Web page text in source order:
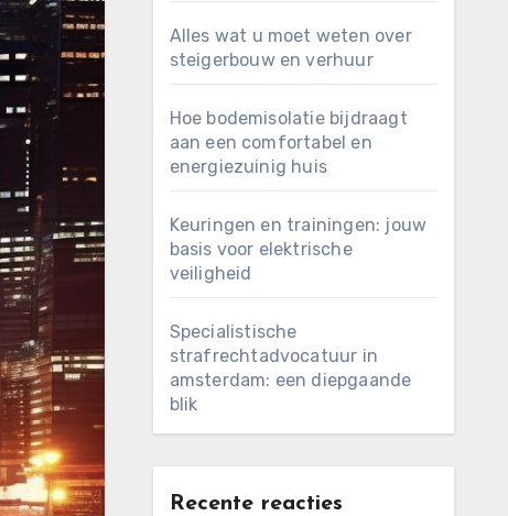
Alles wat u moet weten over
steigerbouw en verhuur
Hoe bodemisolatie bijdraagt
aan een comfortabel en
energiezuinig huis
Keuringen en trainingen: jouw
basis voor elektrische
veiligheid
Specialistische
strafrechtadvocatuur in
amsterdam: een diepgaande
blik
Recente reacties